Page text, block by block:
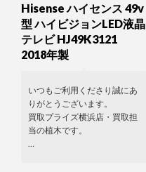
Hisense ハイセンス 49v
型 ハイビジョンLED液晶
テレビ HJ49K3121
2018年製
いつもご利用くださり誠にあ
りがとうございます。
買取プライズ横浜店・買取担
当の植木です。